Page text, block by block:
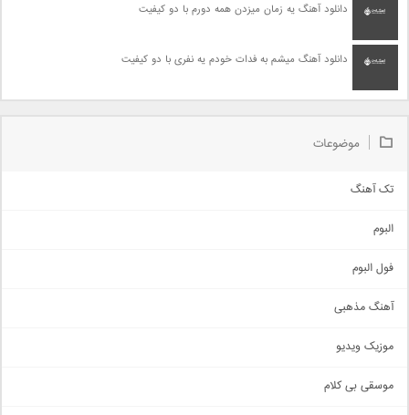
دانلود آهنگ یه زمان میزدن همه دورم با دو کیفیت
دانلود آهنگ میشم به فدات خودم یه نفری با دو کیفیت
موضوعات
تک آهنگ
اجتماعی
حماسی
سنتی
اهنگ بندرعباسی
البوم
فول البوم
آهنگ مذهبی
موزیک ویدیو
موسقی بی کلام